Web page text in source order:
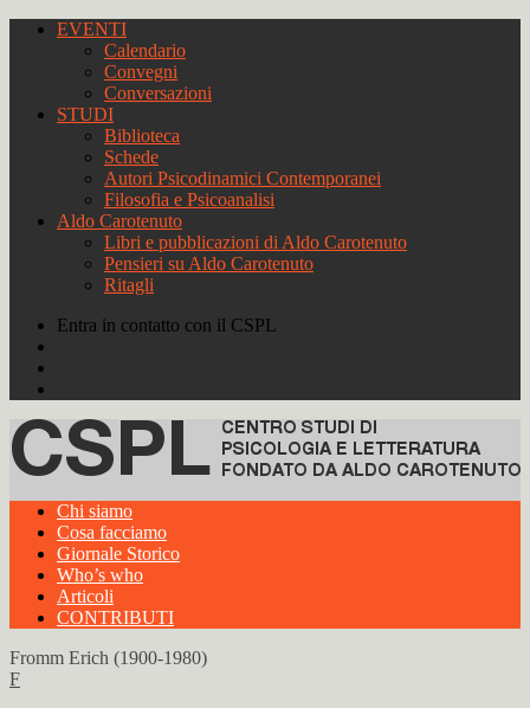
EVENTI
Calendario
Convegni
Conversazioni
STUDI
Biblioteca
Schede
Autori Psicodinamici Contemporanei
Filosofia e Psicoanalisi
Aldo Carotenuto
Libri e pubblicazioni di Aldo Carotenuto
Pensieri su Aldo Carotenuto
Ritagli
Entra in contatto con il CSPL
Chi siamo
Cosa facciamo
Giornale Storico
Who’s who
Articoli
CONTRIBUTI
Fromm Erich (1900-1980)
F